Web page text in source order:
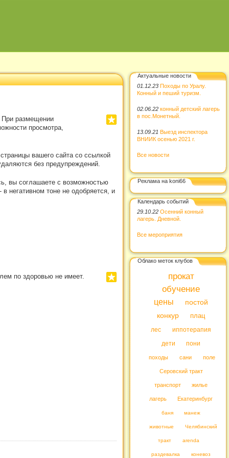
При размещении
просмотра,
вашего сайта со ссылкой
без предупреждений.
вы соглашаете с возможностью
негативном тоне не одобряется, и
по здоровью не имеет.
Актуальные новости
01.12.23 Походы по Уралу.
Конный и пеший туризм.
02.06.22 конный детский лагерь
в пос.Монетный.
13.09.21 Выезд инспектора
ВНИИК осенью 2021 г.
Все новости
Реклама на koni66
Календарь событий
29.10.22 Осенний конный
лагерь. Дневной.
Все мероприятия
Облако меток клубов
прокат
обучение
цены
постой
конкур
плац
лес
иппотерапия
дети
пони
походы сани поле
Серовский тракт
транспорт жилье
лагерь Екатеринбург
баня манеж
животные Челябинский
тракт arenda
раздевалка коневоз